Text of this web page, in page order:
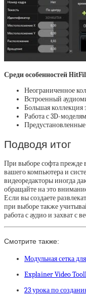
Среди особенностей
Неограниченное
Встроенный
Большая
Работа с 3D-
Подводя итог
При выборе софта прежде
вашего компьютера и
видеоредакторы иногда
обращайте на это
Если вы создаете
при выборе также
работа с аудио и захват с
Смотрите также:
Модульная сетка
Explainer Video
23 урока по